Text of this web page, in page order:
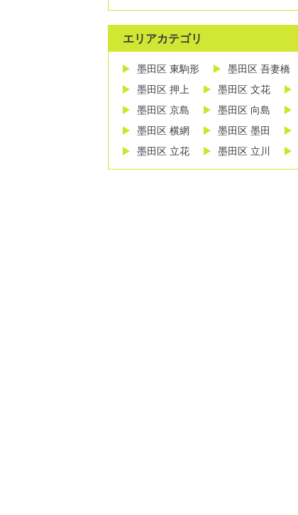
エリアカテゴリ
墨田区 東駒形 墨田区 吾妻橋
墨田区 押上
墨田区 文花
墨田区 京島
墨田区 向島
墨田区 横網
墨田区 墨田
墨田区 立花
墨田区 立川